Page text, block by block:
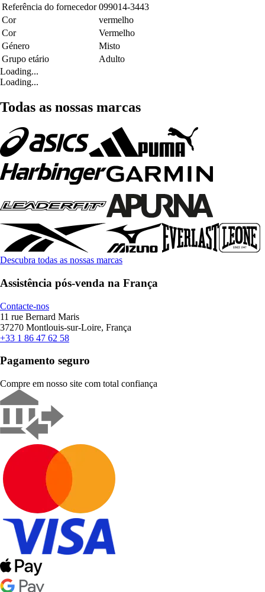
Referência do fornecedor 099014-3443
Cor
vermelho
Cor
Vermelho
Género
Misto
Grupo etário
Adulto
Loading...
Loading...
Todas as nossas marcas
Descubra todas as nossas marcas
Assistência pós-venda na França
Contacte-nos
11 rue Bernard Maris
37270 Montlouis-sur-Loire, França
+33 1 86 47 62 58
Pagamento seguro
Compre em nosso site com total confiança